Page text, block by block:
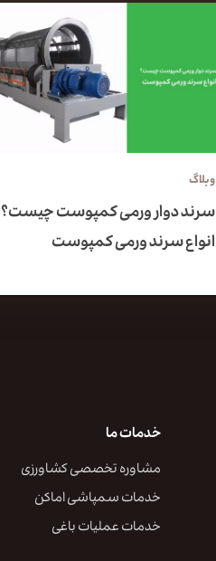
وبلاگ
سرند دوار ورمی کمپوست چیست؟
انواع سرند ورمی کمپوست
خدمات ما
مشاوره تخصصی کشاورزی
خدمات سمپاشی اماکن
خدمات عملیات باغی